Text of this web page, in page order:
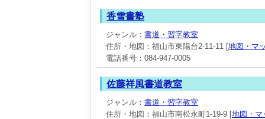
香雪書塾
ジャンル： 書道・習字教室
住所・地図：福山市東陽台2-11-11 [地図・マ
電話番号：084-947-0005
佐藤祥風書道教室
ジャンル： 書道・習字教室
住所・地図：福山市南松永町1-19-9 [地図・マ